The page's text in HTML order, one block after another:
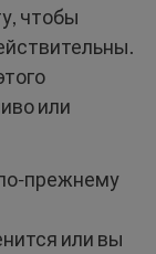
чтобы
или
прежнему
или вы